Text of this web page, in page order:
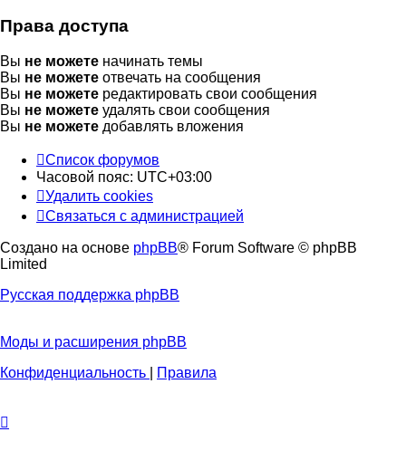
Права доступа
Вы не можете начинать темы
Вы не можете отвечать на сообщения
Вы не можете редактировать свои сообщения
Вы не можете удалять свои сообщения
Вы не можете добавлять вложения
Список форумов
Часовой пояс: UTC+03:00
Удалить cookies
Связаться с администрацией
Создано на основе phpBB® Forum Software © phpBB
Limited
Русская поддержка phpBB
Моды и расширения phpBB
Конфиденциальность
Правила